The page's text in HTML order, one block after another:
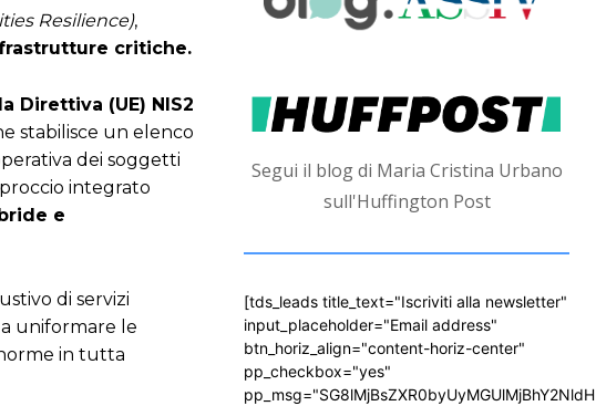
Resilience),
critiche.
Direttiva (UE) NIS2
stabilisce un elenco
dei soggetti
integrato
e
di servizi
uniformare le
in tutta
Segui il blog di Maria Cristina Urbano
sull'Huffington Post
[tds_leads title_text="Iscriviti alla newsletter"
input_placeholder="Email address"
btn_horiz_align="content-horiz-center"
pp_checkbox="yes"